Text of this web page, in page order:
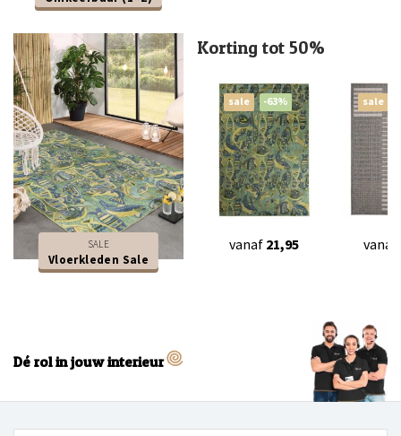
SALE
Vloerkleden Sale
Korting tot 50%
sale -63%
vanaf 21,95
sale
vanaf
Dé rol in jouw interieur